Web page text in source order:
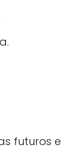
futuros e